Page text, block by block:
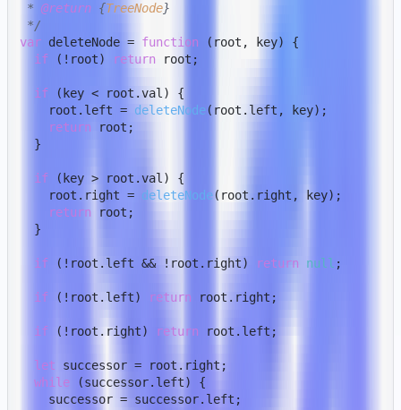
* @return {TreeNode}
*/
var deleteNode = function ( root, key) {
if (!root) return root;
if (key < root.val) {
    root.
left = deleteNode (root. left , key);
return root;
  }
if (key > root.val) {
    root.
right = deleteNode(root. right , key);
return root;
  }
if (!root. left && !root. right) return null ;
if (!root. left) return root. right ;
if (!root. right) return root. left ;
let successor = root. right ;
while (successor. left) {
    successor = successor.
left ;